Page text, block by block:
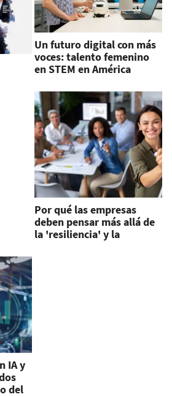
Un futuro digital con más
voces: talento femenino
en STEM en América
Por qué las empresas
deben pensar más allá de
la 'resiliencia' y la
IA y
del